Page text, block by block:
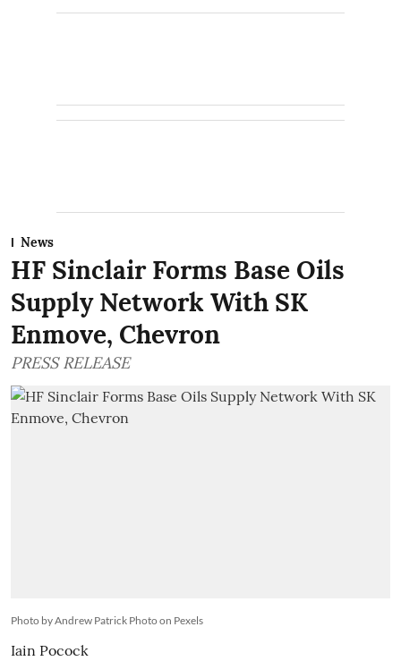
News
HF Sinclair Forms Base Oils
Supply Network With SK
Enmove, Chevron
PRESS RELEASE
Photo by Andrew Patrick Photo on Pexels
Iain Pocock